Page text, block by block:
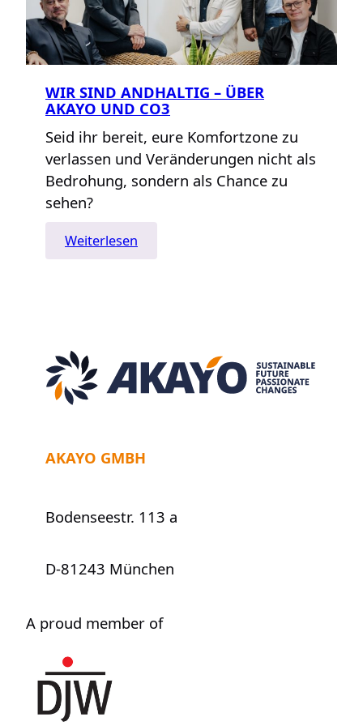
WIR SIND ANDHALTIG – ÜBER
AKAYO UND CO3
Seid ihr bereit, eure Komfortzone zu
verlassen und Veränderungen nicht als
Bedrohung, sondern als Chance zu
sehen?
Weiterlesen
Wir
und
CO3
AKAYO GMBH
Bodenseestr. 113 a
D-81243 München
A proud member of